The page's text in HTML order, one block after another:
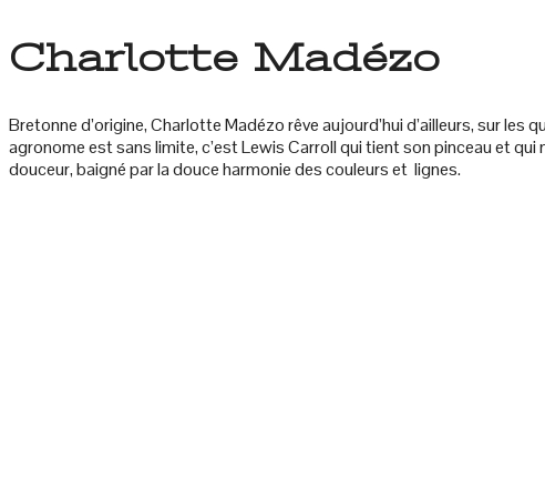
Charlotte Madézo
Bretonne d’origine, Charlotte Madézo rêve aujourd’hui d’ailleurs, sur les
agronome est sans limite, c’est Lewis Carroll qui tient son pinceau et
douceur, baigné par la douce harmonie des couleurs et lignes.